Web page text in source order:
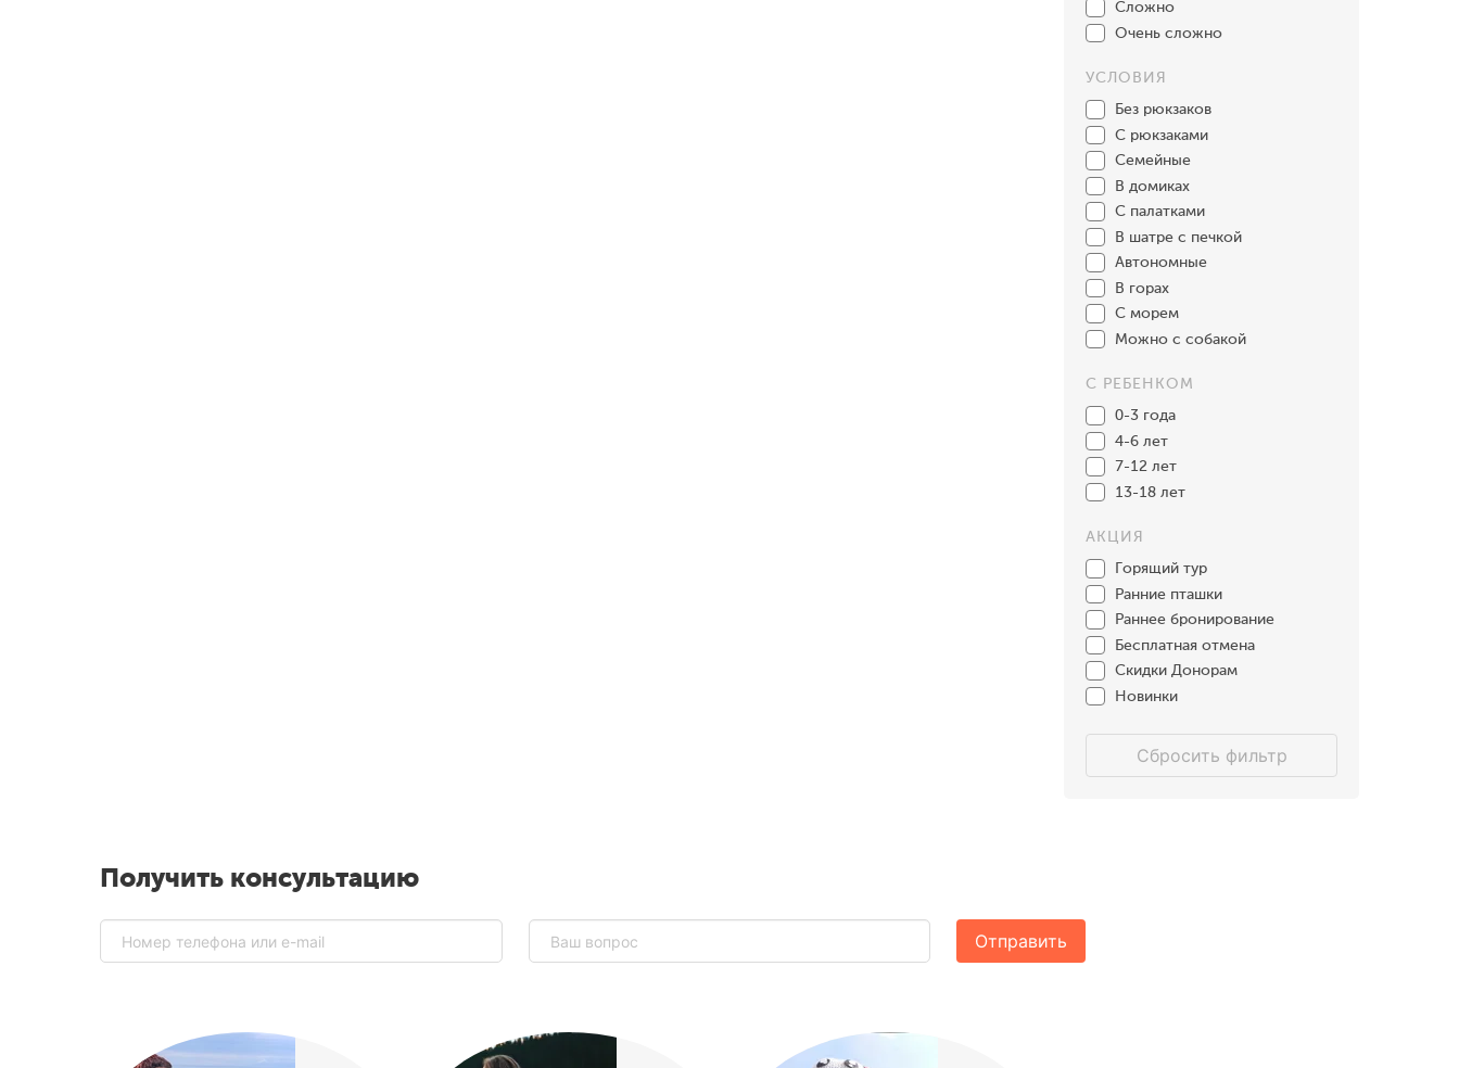
Сложно
Очень сложно
УСЛОВИЯ
Без рюкзаков
С рюкзаками
Семейные
В домиках
С палатками
В шатре с печкой
Автономные
В горах
С морем
Можно с собакой
С РЕБЕНКОМ
0-3 года
4-6 лет
7-12 лет
13-18 лет
АКЦИЯ
Горящий тур
Ранние пташки
Раннее бронирование
Бесплатная отмена
Скидки Донорам
Новинки
Сбросить фильтр
Получить консультацию
Отправить